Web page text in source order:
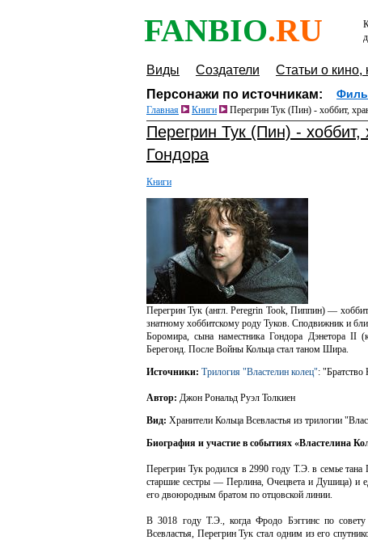
FANBIO.RU
Виды Создатели Статьи о кино,
Персонажи по источникам:
Главная Книги Перегрин Тук (Пин) - хоббит,
Перегрин Тук (Пин) -
Гондора
Книги
Перегрин Тук (англ. Peregrin Took, Пиппин) —
знатному хоббитскому роду Туков. Сподвижник и
Боромира, сына наместника Гондора Дэнетора II
Берегонд. После Войны Кольца стал таном Шира.
Источники: Трилогия "Властелин колец": "Братство
Автор: Джон Рональд Руэл Толкиен
Вид: Хранители Кольца Всевластья из трилогии
Биография и участие в событиях «Властелина
Перегрин Тук родился в 2990 году Т.Э. в семье
старшие сестры — Перлина, Очецвета и Душица)
его двоюродным братом по отцовской линии.
В 3018 году Т.Э., когда Фродо Бэггинс по
Всевластья, Перегрин Тук стал одним из его